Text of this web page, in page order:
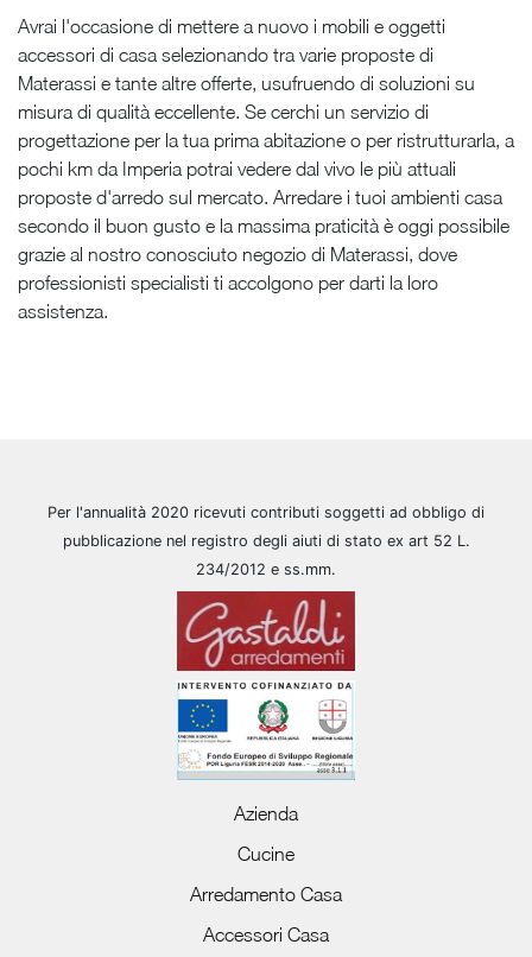
Avrai l'occasione di mettere a nuovo i mobili e oggetti
accessori di casa selezionando tra varie proposte di
Materassi e tante altre offerte, usufruendo di soluzioni su
misura di qualità eccellente. Se cerchi un servizio di
progettazione per la tua prima abitazione o per ristrutturarla, a
pochi km da Imperia potrai vedere dal vivo le più attuali
proposte d'arredo sul mercato. Arredare i tuoi ambienti casa
secondo il buon gusto e la massima praticità è oggi possibile
grazie al nostro conosciuto negozio di Materassi, dove
professionisti specialisti ti accolgono per darti la loro
assistenza.
Per l'annualità 2020 ricevuti contributi soggetti ad obbligo di
pubblicazione nel registro degli aiuti di stato ex art 52 L.
234/2012 e ss.mm.
Azienda
Cucine
Arredamento Casa
Accessori Casa